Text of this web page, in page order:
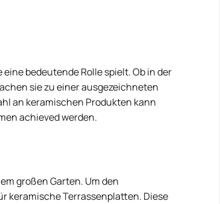
bedeutende Rolle spielt. Ob in der
sie zu einer ausgezeichneten
an keramischen Produkten kann
achieved werden.
großen Garten. Um den
keramische Terrassenplatten. Diese